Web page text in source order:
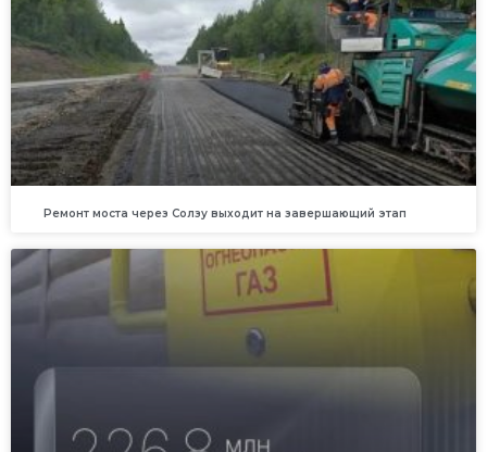
Ремонт моста через Солзу выходит на завершающий этап